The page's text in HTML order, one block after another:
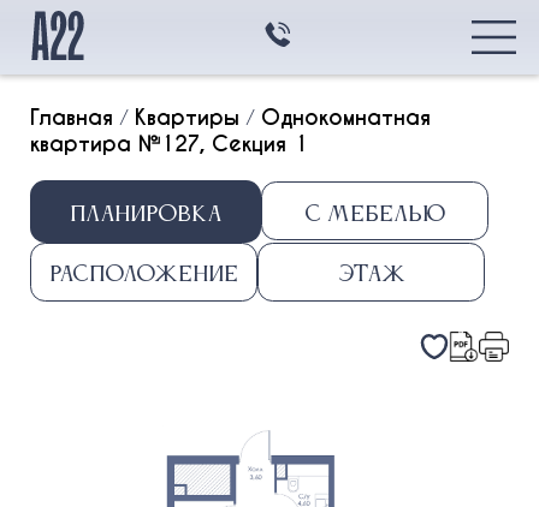
Главная
Квартиры
Транспортная
доступность
Квартиры
3k
Главная / Квартиры / Однокомнатная
квартира №127, Секция 1
Планировка С мебелью
Расположение Этаж